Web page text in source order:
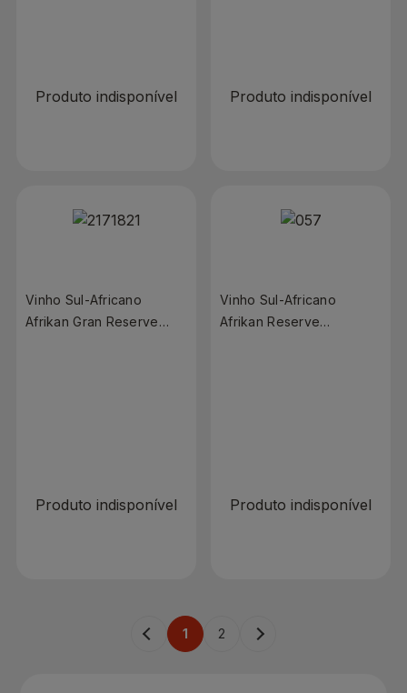
Produto indisponível Produto indisponível
Vinho Sul-Africano
Afrikan Gran Reserve
Produto indisponível
Vinho Sul-Africano
Afrikan Reserve
Produto indisponível
1 2